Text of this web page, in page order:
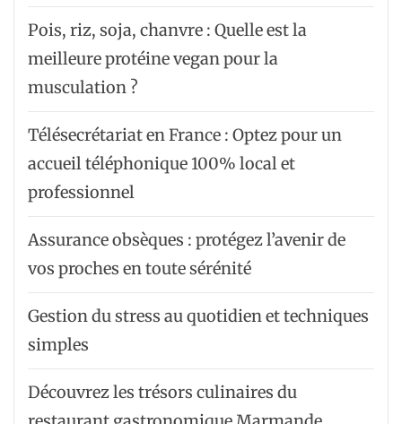
Pois, riz, soja, chanvre : Quelle est la
meilleure protéine vegan pour la
musculation ?
Télésecrétariat en France : Optez pour un
accueil téléphonique 100% local et
professionnel
Assurance obsèques : protégez l’avenir de
vos proches en toute sérénité
Gestion du stress au quotidien et techniques
simples
Découvrez les trésors culinaires du